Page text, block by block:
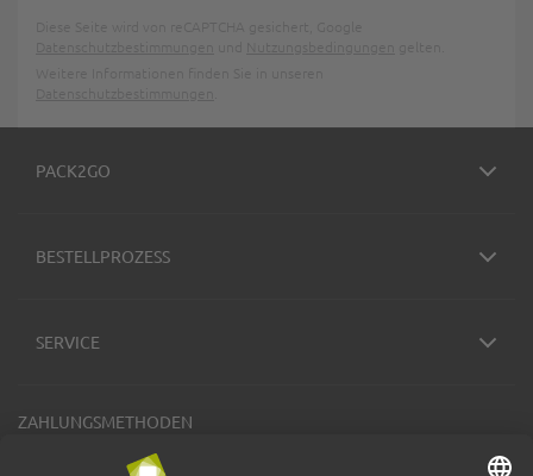
PACK2GO
BESTELLPROZESS
SERVICE
ZAHLUNGSMETHODEN